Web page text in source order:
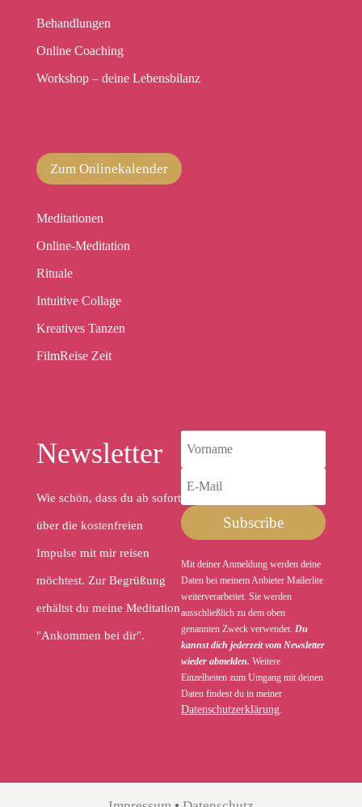
Behandlungen
Online Coaching
Workshop – deine Lebensbilanz
Zum Onlinekalender
Meditationen
Online-Meditation
Rituale
Intuitive Collage
Kreatives Tanzen
FilmReise Zeit
Newsletter
Wie schön, dass du ab sofort
über die kostenfreien
Impulse mit mir reisen
möchtest. Zur Begrüßung
erhältst du meine Meditation
"Ankommen bei dir".
Subscribe
Mit deiner Anmeldung werden deine
Daten bei meinem Anbieter Mailerlite
weiterverarbeitet. Sie werden
ausschließlich zu dem oben
genannten Zweck verwendet. Du
kannst dich jederzeit vom Newsletter
wieder abmelden. Weitere
Einzelheiten zum Umgang mit deinen
Daten findest du in meiner
Datenschutzerklärung.